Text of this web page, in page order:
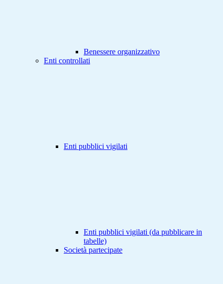
Benessere organizzativo
Enti controllati
Enti pubblici vigilati
Enti pubblici vigilati (da pubblicare in
tabelle)
Società partecipate